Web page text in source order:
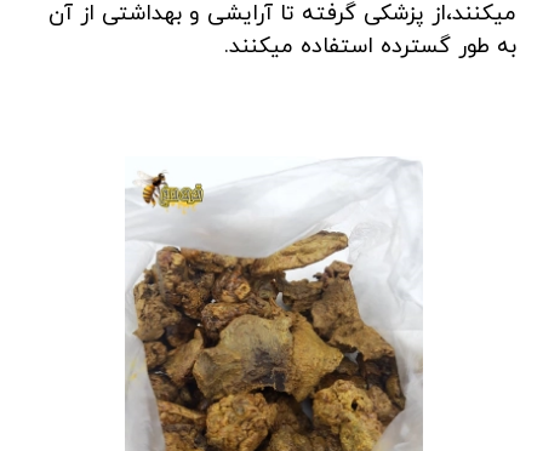
میکنند،از پزشکی گرفته تا آرایشی و بهداشتی از آن
به طور گسترده استفاده میکنند.